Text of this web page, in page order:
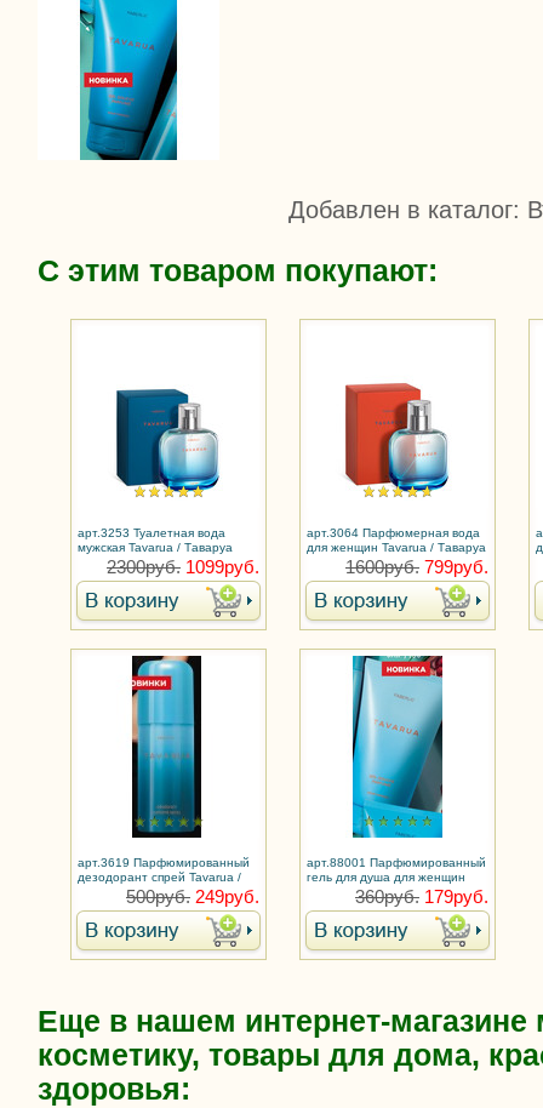
Добавлен в каталог:
С этим товаром покупают:
арт.3253 Туалетная вода
мужская Tavarua / Таваруа
2300руб. 1099руб.
арт.3064 Парфюмерная вода
для женщин Tavarua / Таваруа
1600руб. 799руб.
арт.3619 Парфюмированный
дезодорант спрей Tavarua /
500руб. 249руб.
арт.88001 Парфюмированный
гель для душа для женщин
Tavarua / Таваруа
360руб. 179руб.
Еще в нашем интернет-магазине
косметику, товары для дома,
здоровья: